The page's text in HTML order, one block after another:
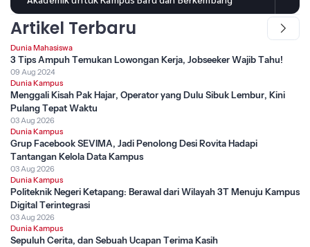
Artikel Terbaru
Dunia Mahasiswa
3 Tips Ampuh Temukan Lowongan Kerja, Jobseeker Wajib Tahu!
09 Aug 2024
Dunia Kampus
Menggali Kisah Pak Hajar, Operator yang Dulu Sibuk Lembur, Kini
Pulang Tepat Waktu
03 Aug 2026
Dunia Kampus
Grup Facebook SEVIMA, Jadi Penolong Desi Rovita Hadapi
Tantangan Kelola Data Kampus
03 Aug 2026
Dunia Kampus
Politeknik Negeri Ketapang: Berawal dari Wilayah 3T Menuju Kampus
Digital Terintegrasi
03 Aug 2026
Dunia Kampus
Sepuluh Cerita, dan Sebuah Ucapan Terima Kasih